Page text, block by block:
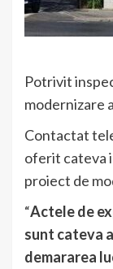
Potrivit
modernizare
Contactat
oferit cateva
proiect de
“Actele de
sunt cateva
demararea